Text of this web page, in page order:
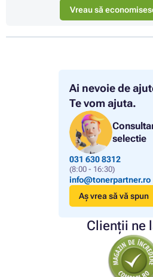
Ai nevoie de
Te vom ajuta.
selectie
031 630 8312
(8:00 - 16:30)
info@tonerpartner.ro
Aș vrea să vă spun
Clienții ne
Vreau să